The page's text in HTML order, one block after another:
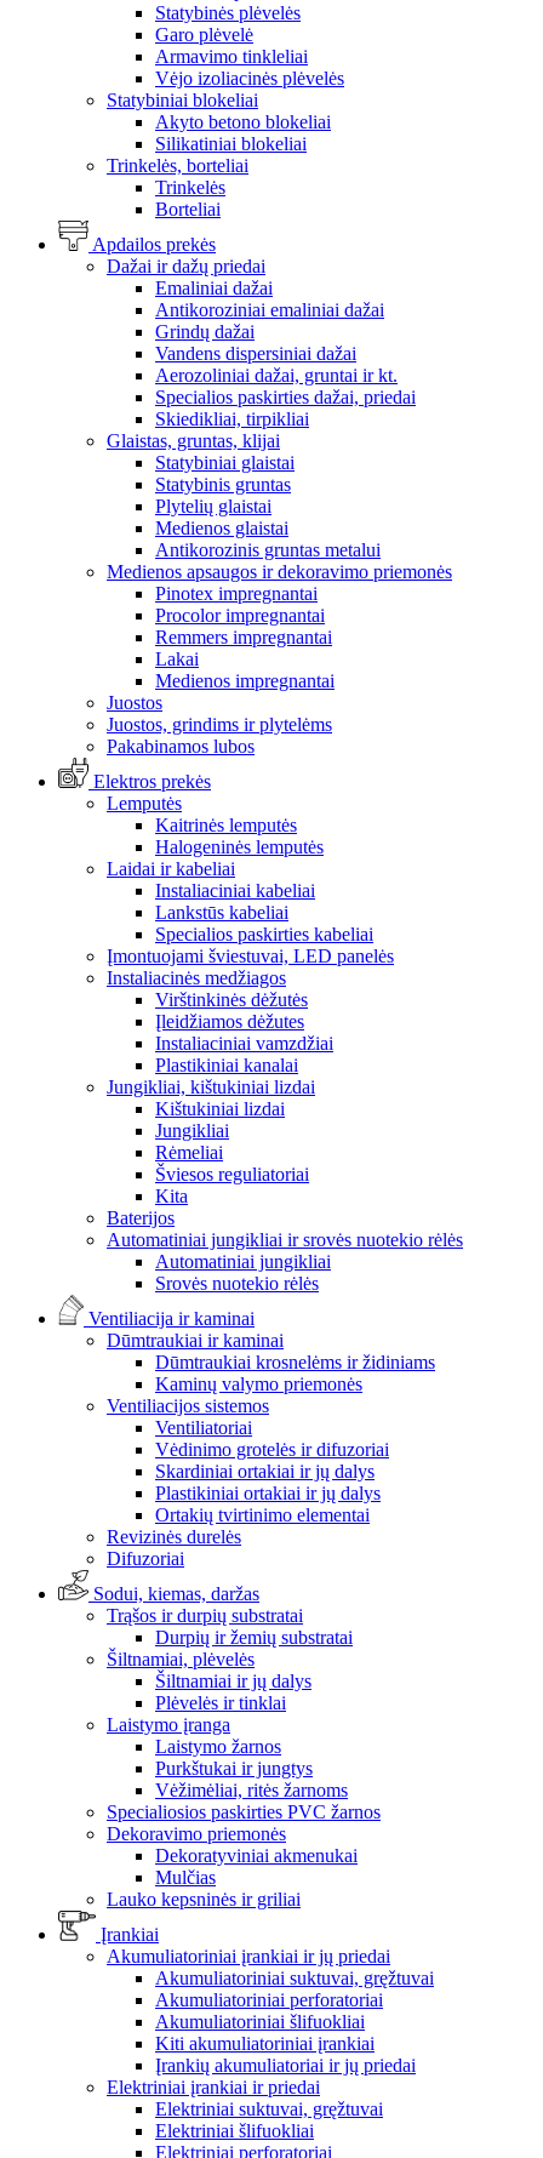
Statybinės plėvelės
Garo plėvelė
Armavimo tinkleliai
Vėjo izoliacinės plėvelės
Statybiniai blokeliai
Akyto betono blokeliai
Silikatiniai blokeliai
Trinkelės, borteliai
Trinkelės
Borteliai
Apdailos prekės
Dažai ir dažų priedai
Emaliniai dažai
Antikoroziniai emaliniai dažai
Grindų dažai
Vandens dispersiniai dažai
Aerozoliniai dažai, gruntai ir kt.
Specialios paskirties dažai, priedai
Skiedikliai, tirpikliai
Glaistas, gruntas, klijai
Statybiniai glaistai
Statybinis gruntas
Plytelių glaistai
Medienos glaistai
Antikorozinis gruntas metalui
Medienos apsaugos ir dekoravimo priemonės
Pinotex impregnantai
Procolor impregnantai
Remmers impregnantai
Lakai
Medienos impregnantai
Juostos
Juostos, grindims ir plytelėms
Pakabinamos lubos
Elektros prekės
Lemputės
Kaitrinės lemputės
Halogeninės lemputės
Laidai ir kabeliai
Instaliaciniai kabeliai
Lankstūs kabeliai
Specialios paskirties kabeliai
Įmontuojami šviestuvai, LED panelės
Instaliacinės medžiagos
Virštinkinės dėžutės
Įleidžiamos dėžutes
Instaliaciniai vamzdžiai
Plastikiniai kanalai
Jungikliai, kištukiniai lizdai
Kištukiniai lizdai
Jungikliai
Rėmeliai
Šviesos reguliatoriai
Kita
Baterijos
Automatiniai jungikliai ir srovės nuotekio rėlės
Automatiniai jungikliai
Srovės nuotekio rėlės
Ventiliacija ir kaminai
Dūmtraukiai ir kaminai
Dūmtraukiai krosnelėms ir židiniams
Kaminų valymo priemonės
Ventiliacijos sistemos
Ventiliatoriai
Vėdinimo grotelės ir difuzoriai
Skardiniai ortakiai ir jų dalys
Plastikiniai ortakiai ir jų dalys
Ortakių tvirtinimo elementai
Revizinės durelės
Difuzoriai
Sodui, kiemas, daržas
Trąšos ir durpių substratai
Durpių ir žemių substratai
Šiltnamiai, plėvelės
Šiltnamiai ir jų dalys
Plėvelės ir tinklai
Laistymo įranga
Laistymo žarnos
Purkštukai ir jungtys
Vėžimėliai, ritės žarnoms
Specialiosios paskirties PVC žarnos
Dekoravimo priemonės
Dekoratyviniai akmenukai
Mulčias
Lauko kepsninės ir griliai
Įrankiai
Akumuliatoriniai įrankiai ir jų priedai
Akumuliatoriniai suktuvai, gręžtuvai
Akumuliatoriniai perforatoriai
Akumuliatoriniai šlifuokliai
Kiti akumuliatoriniai įrankiai
Įrankių akumuliatoriai ir jų priedai
Elektriniai įrankiai ir priedai
Elektriniai suktuvai, gręžtuvai
Elektriniai šlifuokliai
Elektriniai perforatoriai